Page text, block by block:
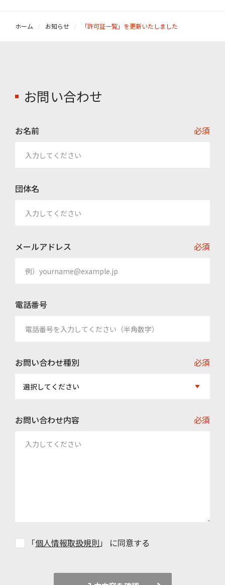
ホーム お知らせ 「許可証一覧」を更新いたしました
お問い合わせ
お名前 必須
団体名
メールアドレス 必須
電話番号
お問い合わせ種別 必須
選択してください
お問い合わせ内容 必須
「個人情報取扱規則 」 に同意する